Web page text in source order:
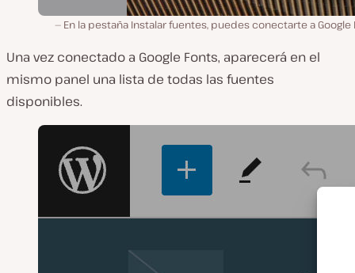
En la pestaña Instalar fuentes, puedes conectarte a Google
Una vez conectado a Google Fonts, aparecerá en el
mismo panel una lista de todas las fuentes
disponibles.